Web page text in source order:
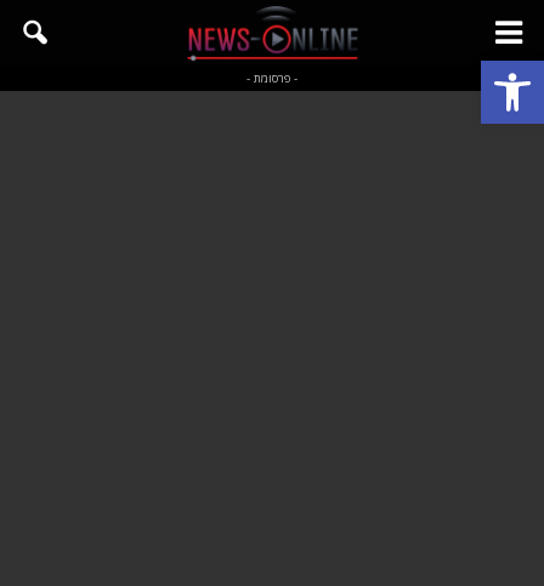
פתח סרגל נגישות - פרסומת -